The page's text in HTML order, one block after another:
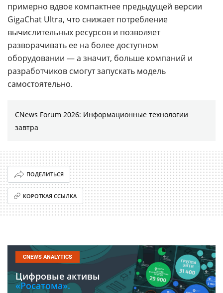
примерно вдвое компактнее предыдущей версии
GigaChat Ultra, что снижает потребление
вычислительных ресурсов и позволяет
разворачивать ее на более доступном
оборудовании — а значит, больше компаний и
разработчиков смогут запускать модель
самостоятельно.
CNews Forum 2026: Информационные технологии
завтра
ПОДЕЛИТЬСЯ
КОРОТКАЯ ССЫЛКА
CNEWS ANALYTICS
Цифровые активы
«Росатома».